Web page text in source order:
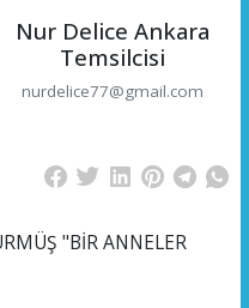
Nur Delice Ankara
Temsilcisi
nurdelice77@gmail.com
"BİR ANNELER